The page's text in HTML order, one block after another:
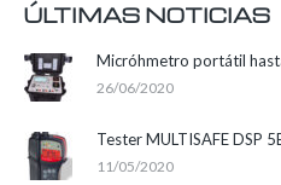
ÚLTIMAS NOTICIAS
Micróhmetro portátil
26/06/2020
Tester MULTISAFE DSP
11/05/2020